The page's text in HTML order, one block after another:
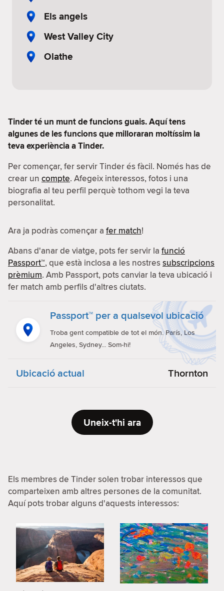
Els angels
West Valley City
Olathe
Tinder té un munt de funcions guais. Aquí tens
algunes de les funcions que milloraran moltíssim la
teva experiència a Tinder.
Per començar, fer servir Tinder és fàcil. Només has de
crear un compte. Afegeix interessos, fotos i una
biografia al teu perfil perquè tothom vegi la teva
personalitat.
Ara ja podràs començar a fer match!
Abans d'anar de viatge, pots fer servir la funció
Passport™, que està inclosa a les nostressubscripcions
prèmium. Amb Passport, pots canviar la teva ubicació i
fer match amb perfils d'altres ciutats.
Passport™ per a qualsevol ubicació
Troba gent compatible de tot el món. París, Los
Angeles, Sydney... Som-hi!
Ubicació actual Thornton
Uneix-t'hi ara
Els membres de Tinder solen trobar interessos que
comparteixen amb altres persones de la comunitat.
Aquí pots trobar alguns d'aquests interessos: